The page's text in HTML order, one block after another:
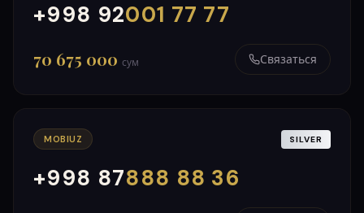
+998 92001 77 77
000
999
70 675 000 сум Связаться
MOBIUZ SILVER
+998 87888 88 36
000
999